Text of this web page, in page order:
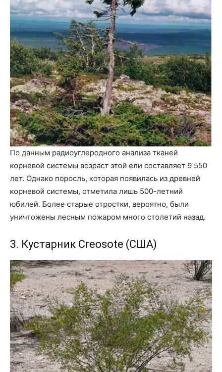
По данным радиоуглеродного анализа тканей
корневой системы возраст этой ели составляет 9 550
лет. Однако поросль, которая появилась из древней
корневой системы, отметила лишь 500-летний
юбилей. Более старые отростки, вероятно, были
уничтожены лесным пожаром много столетий назад.
3. Кустарник Creosote (США)